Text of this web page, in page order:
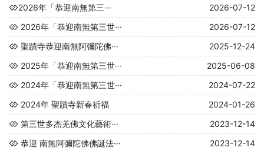
​2026年「恭迎南無第三···
2026-07-12
2026年「恭迎南無第三世···
2026-07-12
聖蹟寺恭迎南無阿彌陀佛···
2025-12-24
2025年「恭迎南無第三世···
2025-06-08
2024年「恭迎南無第三世···
2024-07-22
2024年 聖蹟寺新春祈福
2024-01-26
第三世多杰羌佛文化藝術···
2023-12-14
恭迎 南無阿彌陀佛佛誕法···
2023-12-14